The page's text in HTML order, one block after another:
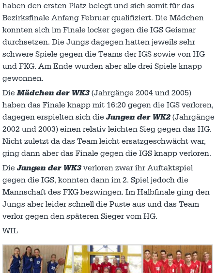
haben den ersten Platz belegt und sich somit für das
Bezirksfinale Anfang Februar qualifiziert. Die Mädchen
konnten sich im Finale locker gegen die IGS Geismar
durchsetzen. Die Jungs dagegen hatten jeweils sehr
schwere Spiele gegen die Teams der IGS sowie von HG
und FKG. Am Ende wurden aber alle drei Spiele knapp
gewonnen.
DieMädchen der WK3 (Jahrgänge 2004 und 2005)
haben das Finale knapp mit 16:20 gegen die IGS verloren,
dagegen erspielten sich dieJungen der WK2 (Jahrgänge
2002 und 2003) einen relativ leichten Sieg gegen das HG.
Nicht zuletzt da das Team leicht ersatzgeschwächt war,
ging dann aber das Finale gegen die IGS knapp verloren.
DieJungen der WK3 verloren zwar ihr Auftaktspiel
gegen die IGS, konnten dann im 2. Spiel jedoch die
Mannschaft des FKG bezwingen. Im Halbfinale ging den
Jungs aber leider schnell die Puste aus und das Team
verlor gegen den späteren Sieger vom HG.
WIL